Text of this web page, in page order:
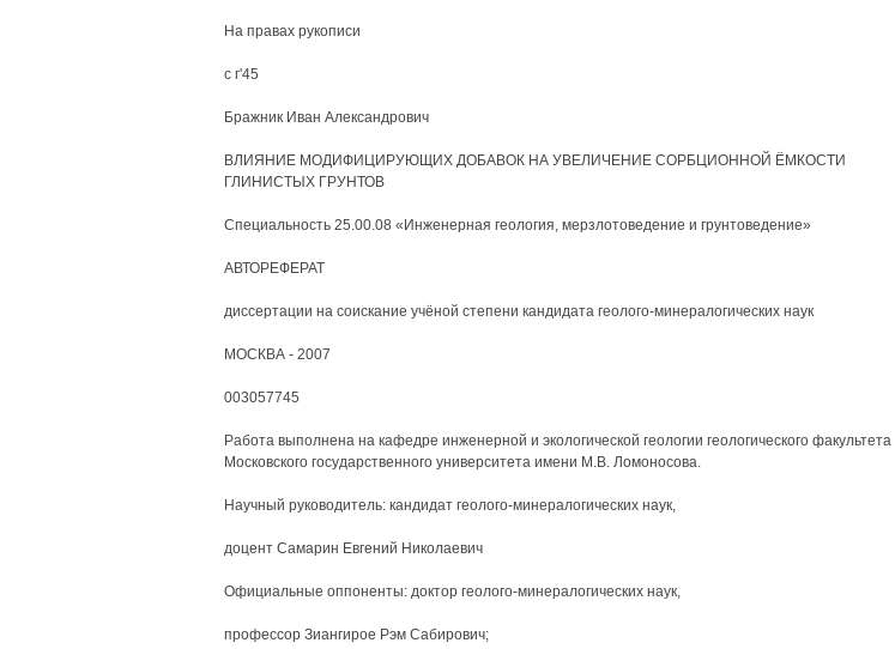
На правах рукописи
с г'45
Бражник Иван Александрович
ВЛИЯНИЕ МОДИФИЦИРУЮЩИХ ДОБАВОК НА УВЕЛИЧЕНИЕ СОРБЦИОННОЙ ЁМКОСТИ
ГЛИНИСТЫХ ГРУНТОВ
Специальность 25.00.08 «Инженерная геология, мерзлотоведение и грунтоведение»
АВТОРЕФЕРАТ
диссертации на соискание учёной степени кандидата геолого-минералогических наук
МОСКВА - 2007
003057745
Работа выполнена на кафедре инженерной и экологической геологии геологического факультета
Московского государственного университета имени М.В. Ломоносова.
Научный руководитель: кандидат геолого-минералогических наук,
доцент Самарин Евгений Николаевич
Официальные оппоненты: доктор геолого-минералогических наук,
профессор Зиангирое Рэм Сабирович;